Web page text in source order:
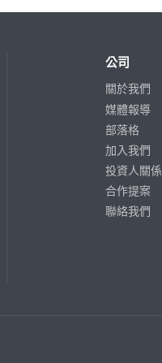
公司
關於我們
媒體報導
部落格
加入我們
投資人關係
合作提案
聯絡我們